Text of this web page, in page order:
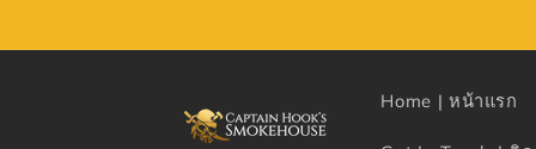
Home | หน้าแรก